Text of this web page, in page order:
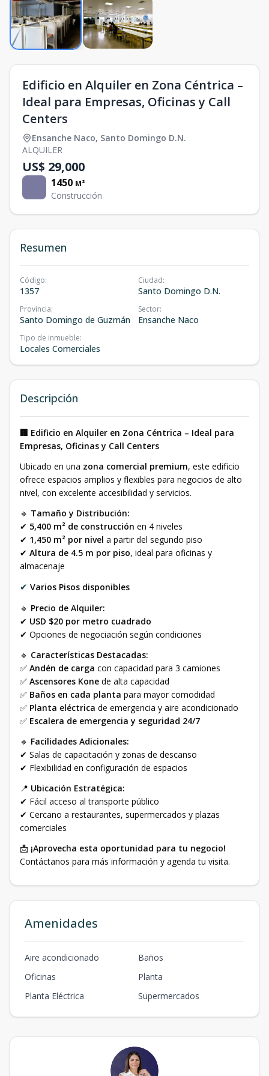
Edificio en Alquiler en Zona Céntrica –
Ideal para Empresas, Oficinas y Call
Centers
Ensanche Naco, Santo Domingo D.N.
ALQUILER
US$ 29,000
1450 M²
Construcción
Resumen
Código:
1357
Ciudad:
Santo Domingo D.N.
Provincia:
Santo Domingo de Guzmán
Sector:
Ensanche Naco
Tipo de inmueble:
Locales Comerciales
Descripción
🏢 Edificio en Alquiler en Zona Céntrica – Ideal para
Empresas, Oficinas y Call Centers
Ubicado en una zona comercial premium, este edificio
ofrece espacios amplios y flexibles para negocios de alto
nivel, con excelente accesibilidad y servicios.
🔹 Tamaño y Distribución:
✔ 5,400 m² de construcción en 4 niveles
✔ 1,450 m² por nivel a partir del segundo piso
✔ Altura de 4.5 m por piso, ideal para oficinas y
almacenaje
✔ Varios Pisos disponibles
🔹 Precio de Alquiler:
✔ USD $20 por metro cuadrado
✔ Opciones de negociación según condiciones
🔹 Características Destacadas:
✅ Andén de carga con capacidad para 3 camiones
✅ Ascensores Kone de alta capacidad
✅ Baños en cada planta para mayor comodidad
✅ Planta eléctrica de emergencia y aire acondicionado
✅ Escalera de emergencia y seguridad 24/7
🔹 Facilidades Adicionales:
✔ Salas de capacitación y zonas de descanso
✔ Flexibilidad en configuración de espacios
📍 Ubicación Estratégica:
✔ Fácil acceso al transporte público
✔ Cercano a restaurantes, supermercados y plazas
comerciales
📩 ¡Aprovecha esta oportunidad para tu negocio!
Contáctanos para más información y agenda tu visita.
Amenidades
Aire acondicionado
Baños
Oficinas
Planta
Planta Eléctrica
Supermercados